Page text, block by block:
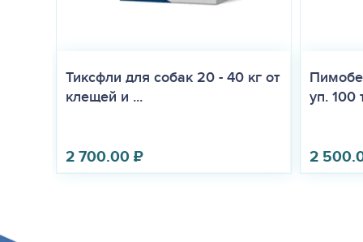
Тиксфли для собак 20 - 40 кг от
клещей и ...
2 700.00₽
уп. 100
2